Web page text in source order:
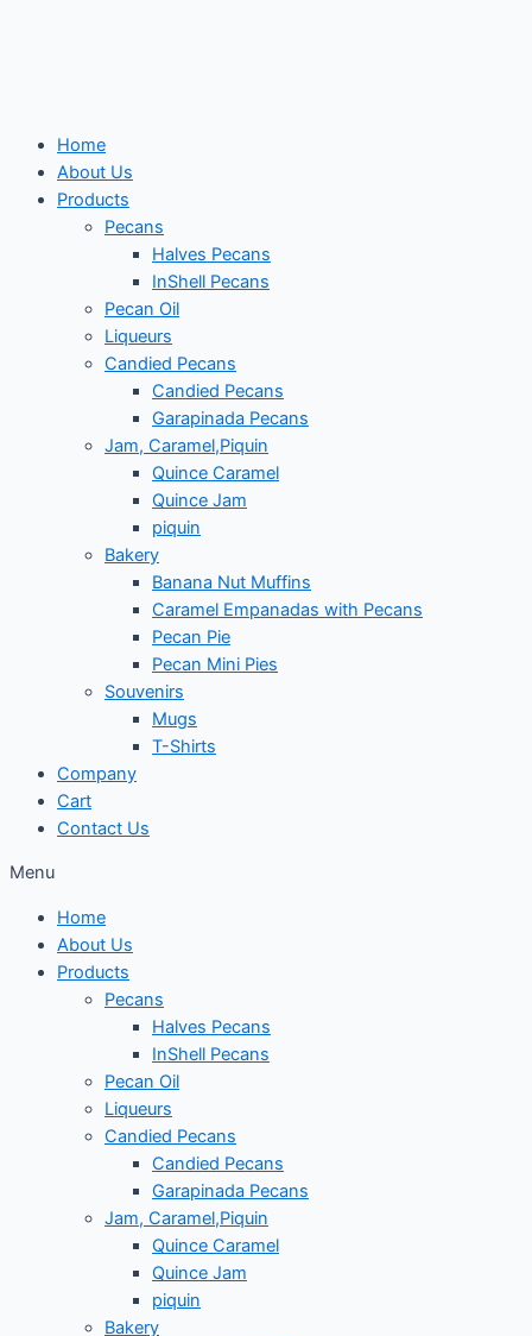
Home
About Us
Products
Pecans
Halves Pecans
InShell Pecans
Pecan Oil
Liqueurs
Candied Pecans
Candied Pecans
Garapinada Pecans
Jam, Caramel,Piquin
Quince Caramel
Quince Jam
piquin
Bakery
Banana Nut Muffins
Caramel Empanadas with Pecans
Pecan Pie
Pecan Mini Pies
Souvenirs
Mugs
T-Shirts
Company
Cart
Contact Us
Menu
Home
About Us
Products
Pecans
Halves Pecans
InShell Pecans
Pecan Oil
Liqueurs
Candied Pecans
Candied Pecans
Garapinada Pecans
Jam, Caramel,Piquin
Quince Caramel
Quince Jam
piquin
Bakery